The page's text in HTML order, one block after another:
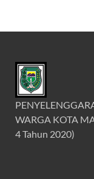
WARGA KOTA
4 Tahun 2020)